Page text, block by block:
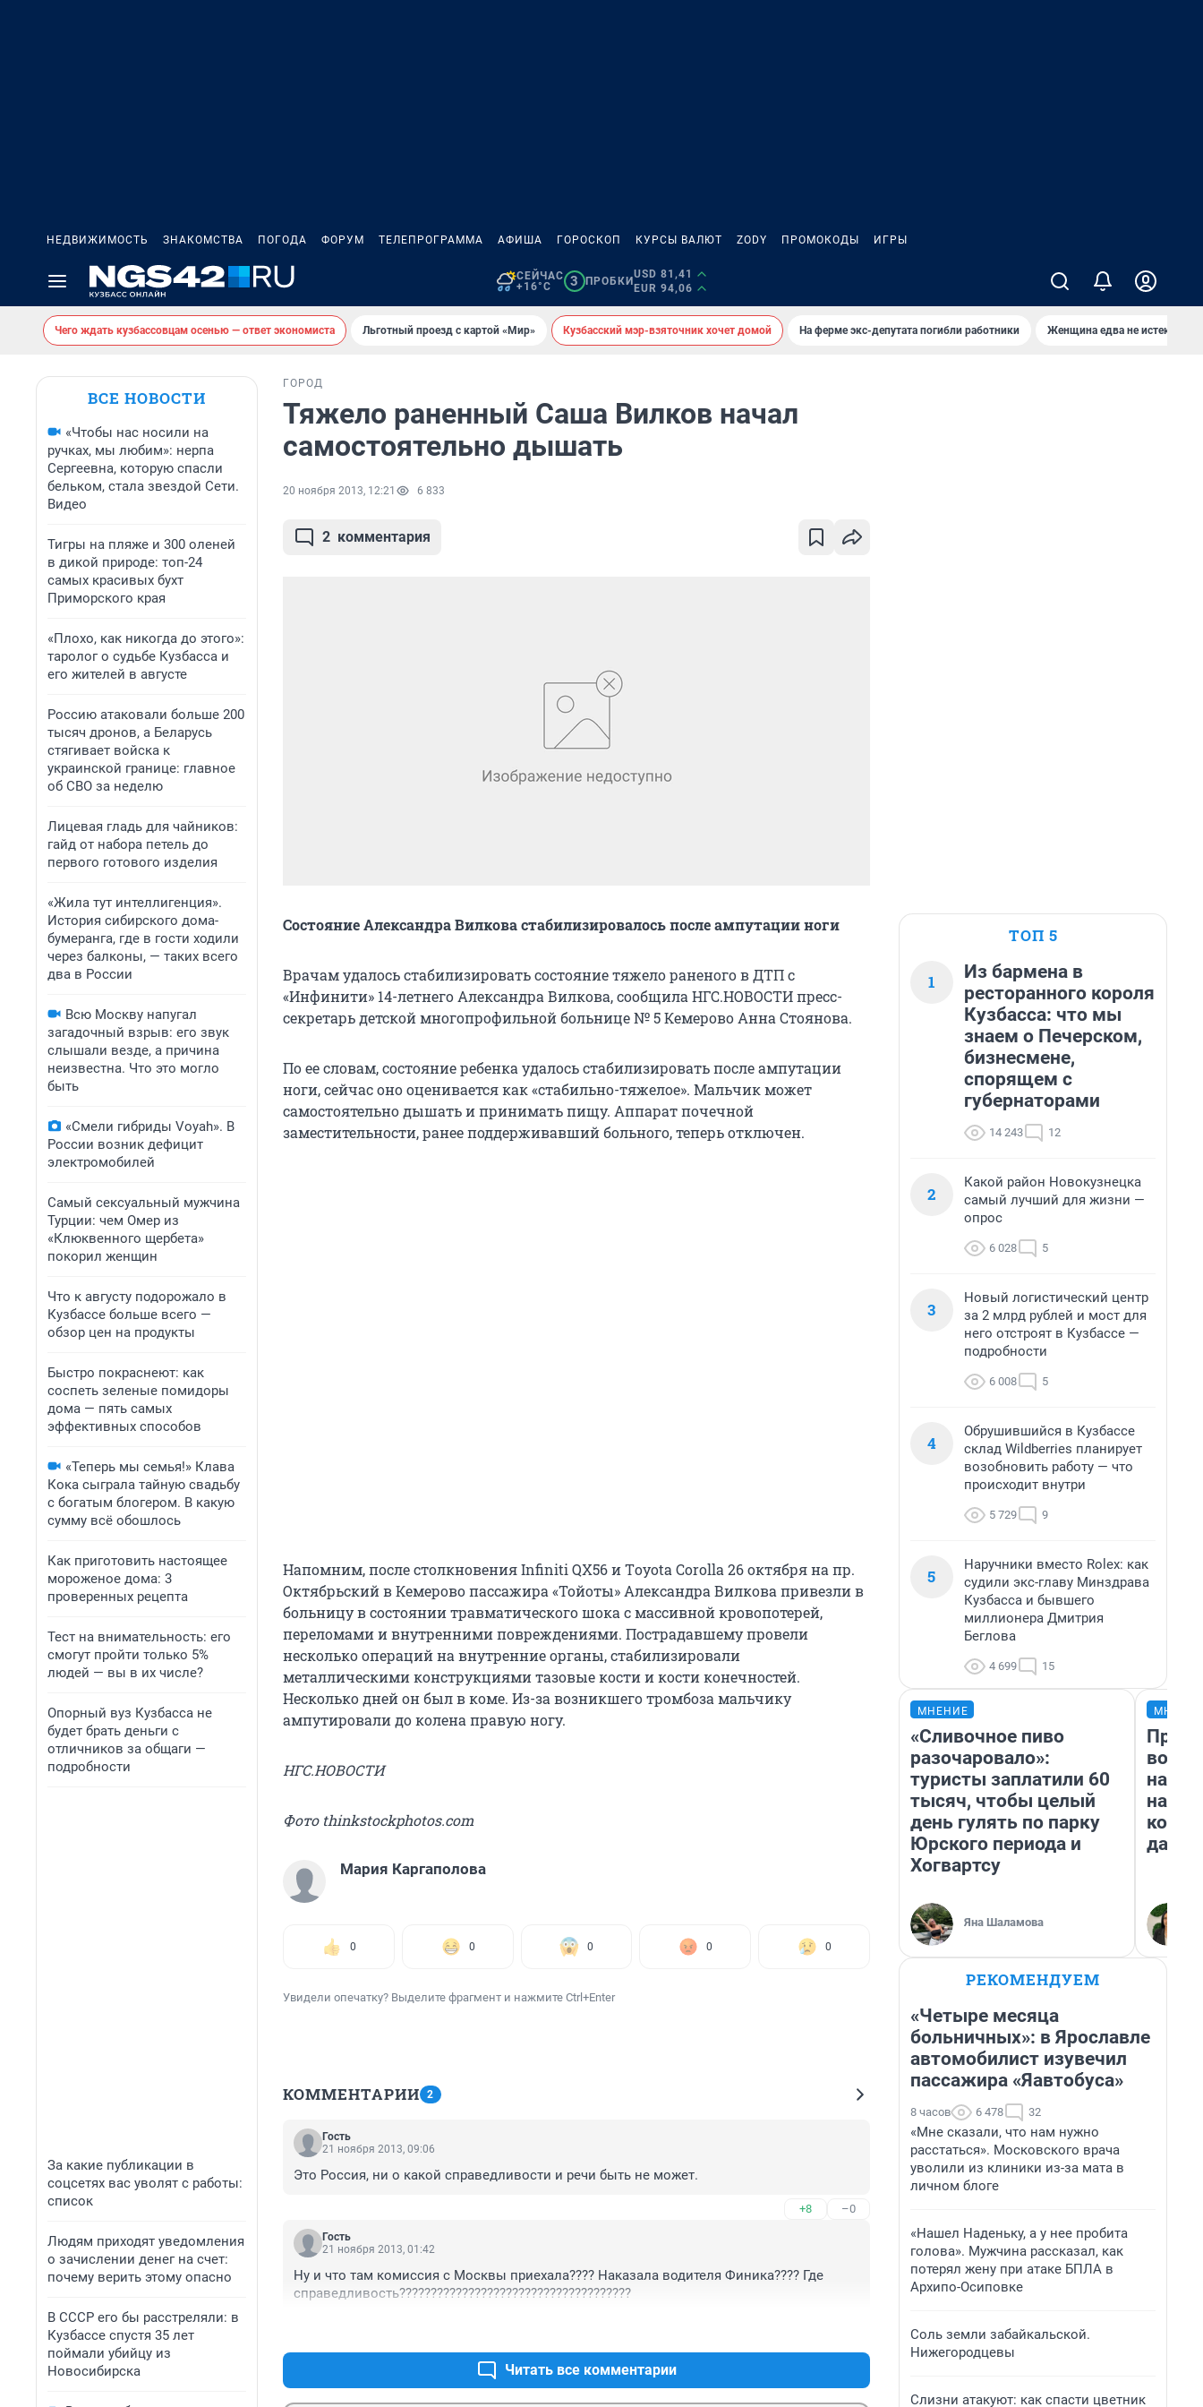
НЕДВИЖИМОСТЬ ЗНАКОМСТВА ПОГОДА ФОРУМ ТЕЛЕПРОГРАММА АФИША ГОРОСКОП КУРСЫ ВАЛЮТ ZODY ПРОМОКОДЫ ИГРЫ
СЕЙЧАС
+16°C
3 ПРОБКИ
USD 81,41
EUR 94,06
Чего ждать кузбассовцам осенью — ответ экономиста Льготный проезд с картой «Мир» Кузбасский мэр-взяточник хочет домой На ферме экс-депутата погибли работники Женщина едва не истекла
ВСЕ НОВОСТИ
«Чтобы нас носили на
ручках, мы любим»: нерпа
Сергеевна, которую спасли
бельком, стала звездой Сети.
Видео
Тигры на пляже и 300 оленей
в дикой природе: топ-24
самых красивых бухт
Приморского края
«Плохо, как никогда до этого»:
таролог о судьбе Кузбасса и
его жителей в августе
Россию атаковали больше 200
тысяч дронов, а Беларусь
стягивает войска к
украинской границе: главное
об СВО за неделю
Лицевая гладь для чайников:
гайд от набора петель до
первого готового изделия
«Жила тут интеллигенция».
История сибирского дома-
бумеранга, где в гости ходили
через балконы, — таких всего
два в России
Всю Москву напугал
загадочный взрыв: его звук
слышали везде, а причина
неизвестна. Что это могло
быть
«Смели гибриды Voyah». В
России возник дефицит
электромобилей
Самый сексуальный мужчина
Турции: чем Омер из
«Клюквенного щербета»
покорил женщин
Что к августу подорожало в
Кузбассе больше всего —
обзор цен на продукты
Быстро покраснеют: как
соспеть зеленые помидоры
дома — пять самых
эффективных способов
«Теперь мы семья!» Клава
Кока сыграла тайную свадьбу
с богатым блогером. В какую
сумму всё обошлось
Как приготовить настоящее
мороженое дома: 3
проверенных рецепта
Тест на внимательность: его
смогут пройти только 5%
людей — вы в их числе?
Опорный вуз Кузбасса не
будет брать деньги с
отличников за общаги —
подробности
За какие публикации в
соцсетях вас уволят с работы:
список
Людям приходят уведомления
о зачислении денег на счет:
почему верить этому опасно
В СССР его бы расстреляли: в
Кузбассе спустя 35 лет
поймали убийцу из
Новосибирска
ГОРОД
Тяжело раненный Саша Вилков начал
самостоятельно дышать
20 ноября 2013, 12:21 6 833
2 комментария
Состояние Александра Вилкова стабилизировалось после ампутации ноги
Врачам удалось стабилизировать состояние тяжело раненого в ДТП с
«Инфинити» 14-летнего Александра Вилкова, сообщила НГС.НОВОСТИ пресс-
секретарь детской многопрофильной больнице № 5 Кемерово Анна Стоянова.
По ее словам, состояние ребенка удалось стабилизировать после ампутации
ноги, сейчас оно оценивается как «стабильно-тяжелое». Мальчик может
самостоятельно дышать и принимать пищу. Аппарат почечной
заместительности, ранее поддерживавший больного, теперь отключен.
Напомним, после столкновения Infiniti QХ56 и Тoyota Сorolla 26 октября на пр.
Октябрьский в Кемерово пассажира «Тойоты» Александра Вилкова привезли в
больницу в состоянии травматического шока с массивной кровопотерей,
переломами и внутренними повреждениями. Пострадавшему провели
несколько операций на внутренние органы, стабилизировали
металлическими конструкциями тазовые кости и кости конечностей.
Несколько дней он был в коме. Из-за возникшего тромбоза мальчику
ампутировали до колена правую ногу.
НГС.НОВОСТИ
Фото thinkstockphotos.com
Мария Каргаполова
0 0 0 0 0
Увидели опечатку? Выделите фрагмент и нажмите Ctrl+Enter
КОММЕНТАРИИ 2
Гость
21 ноября 2013, 09:06
Это Россия, ни о какой справедливости и речи быть не может.
+8 –0
Гость
21 ноября 2013, 01:42
Ну и что там комиссия с Москвы приехала???? Наказала водителя Финика???? Где
справедливость?????????????????????????????????????
Читать все комментарии
ТОП 5
1
Из бармена в
ресторанного короля
Кузбасса: что мы
знаем о Печерском,
бизнесмене,
спорящем с
губернаторами
14 243 12
2
Какой район Новокузнецка
самый лучший для жизни —
опрос
6 028 5
3
Новый логистический центр
за 2 млрд рублей и мост для
него отстроят в Кузбассе —
подробности
6 008 5
4
Обрушившийся в Кузбассе
склад Wildberries планирует
возобновить работу — что
происходит внутри
5 729 9
5
Наручники вместо Rolex: как
судили экс-главу Минздрава
Кузбасса и бывшего
миллионера Дмитрия
Беглова
4 699 15
МНЕНИЕ
«Сливочное пиво
разочаровало»:
туристы заплатили 60
тысяч, чтобы целый
день гулять по парку
Юрского периода и
Хогвартсу
Яна Шаламова
нам
даже
РЕКОМЕНДУЕМ
«Четыре месяца
больничных»: в Ярославле
автомобилист изувечил
пассажира «Яавтобуса»
8 часов 6 478 32
«Мне сказали, что нам нужно
расстаться». Московского врача
уволили из клиники из-за мата в
личном блоге
«Нашел Наденьку, а у нее пробита
голова». Мужчина рассказал, как
потерял жену при атаке БПЛА в
Архипо-Осиповке
Соль земли забайкальской.
Нижегородцевы
Слизни атакуют: как спасти цветник